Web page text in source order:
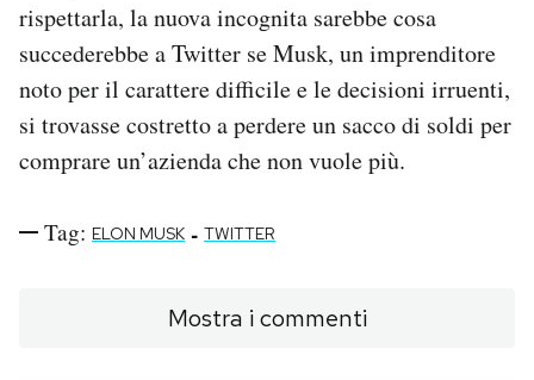
rispettarla, la nuova incognita sarebbe cosa
succederebbe a Twitter se Musk, un imprenditore
noto per il carattere difficile e le decisioni irruenti,
si trovasse costretto a perdere un sacco di soldi per
comprare un’azienda che non vuole più.
Tag: ELON MUSK - TWITTER
Mostra i commenti